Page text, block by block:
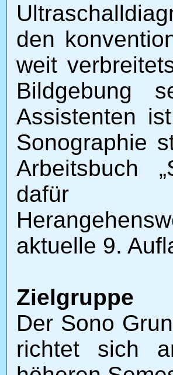
den
weit
Bildgebung
Assistenten
Sonographie
Arbeitsbuch
dafür
aktuelle 9.
Zielgruppe
Der Sono
richtet sich